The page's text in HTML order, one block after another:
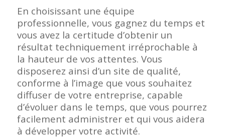
En choisissant une équipe
professionnelle, vous gagnez du temps et
vous avez la certitude d’obtenir un
résultat techniquement irréprochable à
la hauteur de vos attentes. Vous
disposerez ainsi d’un site de qualité,
conforme à l’image que vous souhaitez
diffuser de votre entreprise, capable
d’évoluer dans le temps, que vous pourrez
facilement administrer et qui vous aidera
à développer votre activité.